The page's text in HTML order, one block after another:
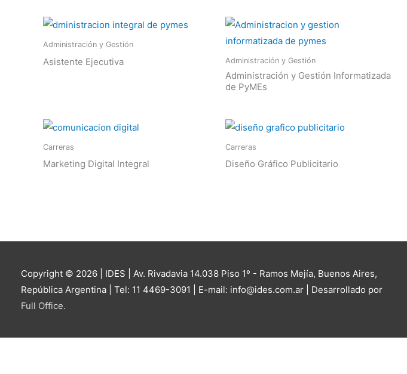
Administración y Gestión
Asistente Ejecutiva Administración y Gestión
Administración y Gestión Informatizada
de PyMEs
Carreras
Marketing Digital Integral
Carreras
Diseño Gráfico Publicitario
Copyright © 2026 | IDES | Av. Rivadavia 14.038 Piso 1º - Ramos Mejía, Buenos Aires,
República Argentina | Tel: 11 4469-3091 | E-mail: info@ides.com.ar | Desarrollado por
Full Office.